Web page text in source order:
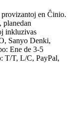
en Ĉinio.
inkluzivas
Sanyo Denki,
Ene de 3-5
T/T, L/C, PayPal,